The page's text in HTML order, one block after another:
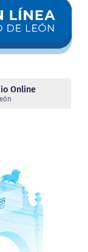
como “cuerno
y 1 mil 225
resultado de
de fuego.
se
balísticos y
228
como robos,